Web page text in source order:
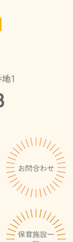
1
お問合わせ
保育施設一